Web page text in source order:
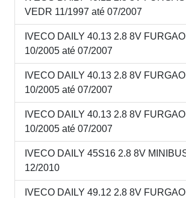
VEDR 11/1997 até 07/2007
IVECO DAILY 40.13 2.8 8V
10/2005 até 07/2007
IVECO DAILY 40.13 2.8 8V
10/2005 até 07/2007
IVECO DAILY 40.13 2.8 8V
10/2005 até 07/2007
IVECO DAILY 45S16 2.8 8V
12/2010
IVECO DAILY 49.12 2.8 8V